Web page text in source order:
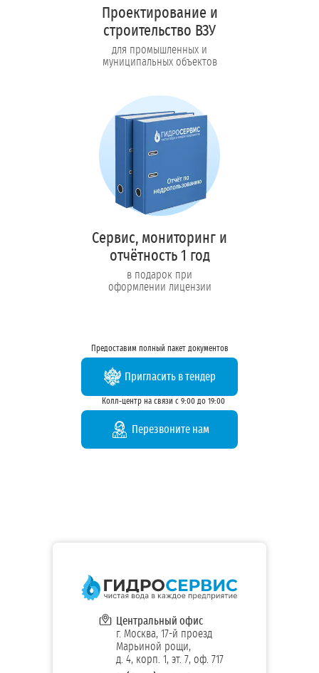
Проектирование и
строительство ВЗУ
для промышленных и
муниципальных объектов
Сервис, мониторинг и
отчётность 1 год
в подарок при
оформлении лицензии
Предоставим полный пакет документов
Пригласить в тендер
Колл-центр на связи с 9:00 до 19:00
Перезвоните нам
Центральный офис
г. Москва, 17-й проезд
Марьиной рощи,
д. 4, корп. 1, эт. 7, оф. 717